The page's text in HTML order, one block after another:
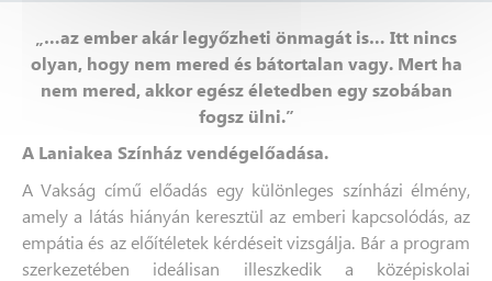
„…az ember akár legyőzheti önmagát is… Itt nincs
olyan, hogy nem mered és bátortalan vagy. Mert ha
nem mered, akkor egész életedben egy szobában
fogsz ülni.”
A Laniakea Színház vendégelőadása.
A Vakság című előadás egy különleges színházi élmény,
amely a látás hiányán keresztül az emberi kapcsolódás, az
empátia és az előítéletek kérdéseit vizsgálja. Bár a program
szerkezetében ideálisan illeszkedik a középiskolai